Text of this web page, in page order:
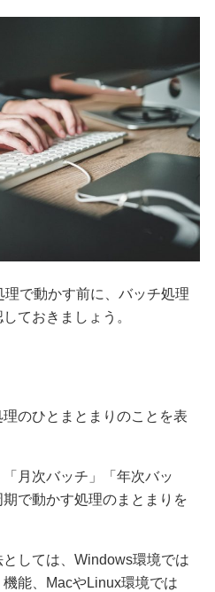
で動かす前に、バッチ処理
ておきましょう。
のひとまとまりのことを表
月次バッチ」「年次バッ
で動かす処理のまとまりを
しては、Windows環境では
機能、MacやLinux環境では